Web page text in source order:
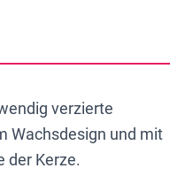
verzierte
Wachsdesign und mit
der Kerze.